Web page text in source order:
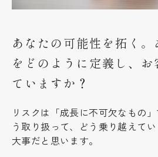
あなたの可能性を拓く。
をどのように定義し、お
ていますか？
リスクは「成長に不可欠なもの
う取り扱って、どう乗り越えて
大事だと思います。